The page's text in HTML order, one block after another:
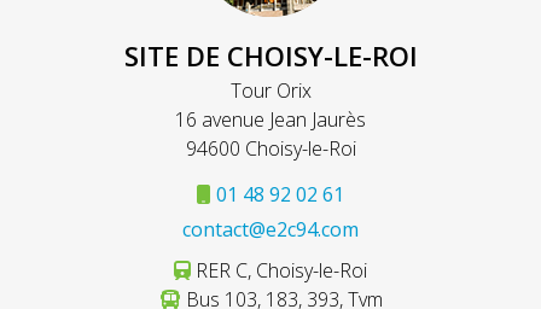
SITE DE CHOISY-LE-ROI
Tour Orix
16 avenue Jean Jaurès
94600 Choisy-le-Roi
01 48 92 02 61
contact@e2c94.com
RER C, Choisy-le-Roi
Bus 103, 183, 393, Tvm